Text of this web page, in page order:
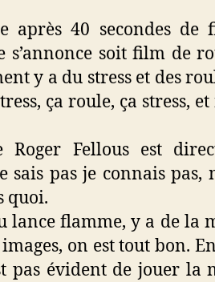
après 40 secondes de
soit film de
y a du stress et des
ça roule, ça stress,
Roger Fellous est
sais pas je connais pas,
quoi.
lance flamme, y a de la
on est tout bon.
pas évident de jouer la